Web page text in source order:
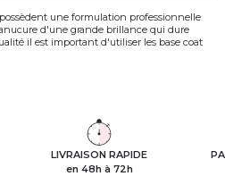
une formulation professionnelle
d'une grande brillance qui dure
il est important d'utiliser les base coat
LIVRAISON RAPIDE
en 48h à 72h